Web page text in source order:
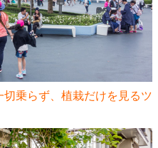
乗らず、植栽だけを見るツ